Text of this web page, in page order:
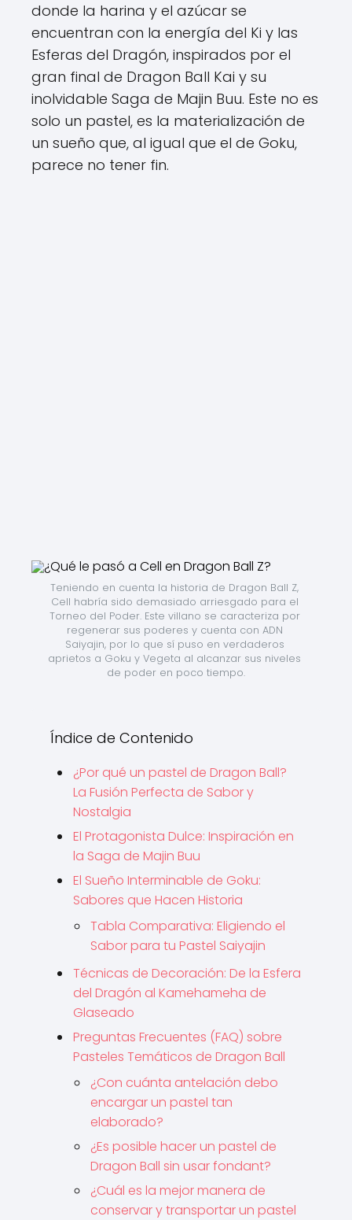
donde la harina y el azúcar se
encuentran con la energía del Ki y las
Esferas del Dragón, inspirados por el
gran final de Dragon Ball Kai y su
inolvidable Saga de Majin Buu. Este no es
solo un pastel, es la materialización de
un sueño que, al igual que el de Goku,
parece no tener fin.
Teniendo en cuenta la historia de Dragon Ball Z,
Cell habría sido demasiado arriesgado para el
Torneo del Poder. Este villano se caracteriza por
regenerar sus poderes y cuenta con ADN
Saiyajin, por lo que sí puso en verdaderos
aprietos a Goku y Vegeta al alcanzar sus niveles
de poder en poco tiempo.
Índice de Contenido
¿Por qué un pastel de Dragon Ball?
La Fusión Perfecta de Sabor y
Nostalgia
El Protagonista Dulce: Inspiración en
la Saga de Majin Buu
El Sueño Interminable de Goku:
Sabores que Hacen Historia
Tabla Comparativa: Eligiendo el
Sabor para tu Pastel Saiyajin
Técnicas de Decoración: De la Esfera
del Dragón al Kamehameha de
Glaseado
Preguntas Frecuentes (FAQ) sobre
Pasteles Temáticos de Dragon Ball
¿Con cuánta antelación debo
encargar un pastel tan
elaborado?
¿Es posible hacer un pastel de
Dragon Ball sin usar fondant?
¿Cuál es la mejor manera de
conservar y transportar un pastel